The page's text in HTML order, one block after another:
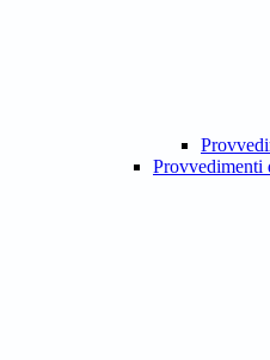
Provvedimenti